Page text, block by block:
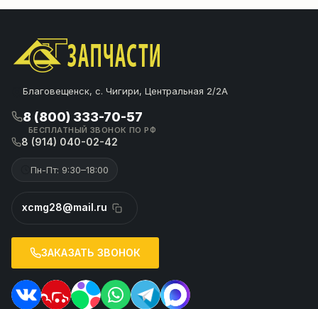
Благовещенск, с. Чигири, Центральная 2/2А
8 (800) 333-70-57
БЕСПЛАТНЫЙ ЗВОНОК ПО РФ
8 (914) 040-02-42
Пн-Пт: 9:30–18:00
xcmg28@mail.ru
ЗАКАЗАТЬ ЗВОНОК